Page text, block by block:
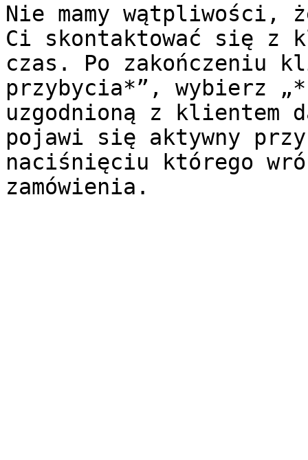
Nie mamy wątpliwości,
Ci skontaktować się z
czas. Po zakończeniu
przybycia*”, wybierz
uzgodnioną z klientem
pojawi się aktywny
naciśnięciu którego